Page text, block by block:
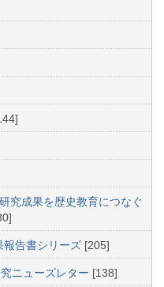
究成果を歴史教育につなぐ
報告書シリーズ [205]
ニューズレター [138]